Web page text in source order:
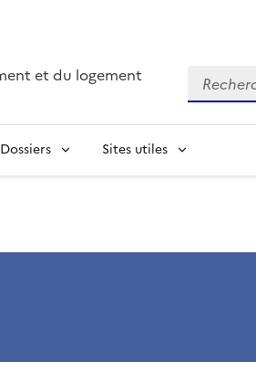
et du logement Recherche
Dossiers Sites utiles